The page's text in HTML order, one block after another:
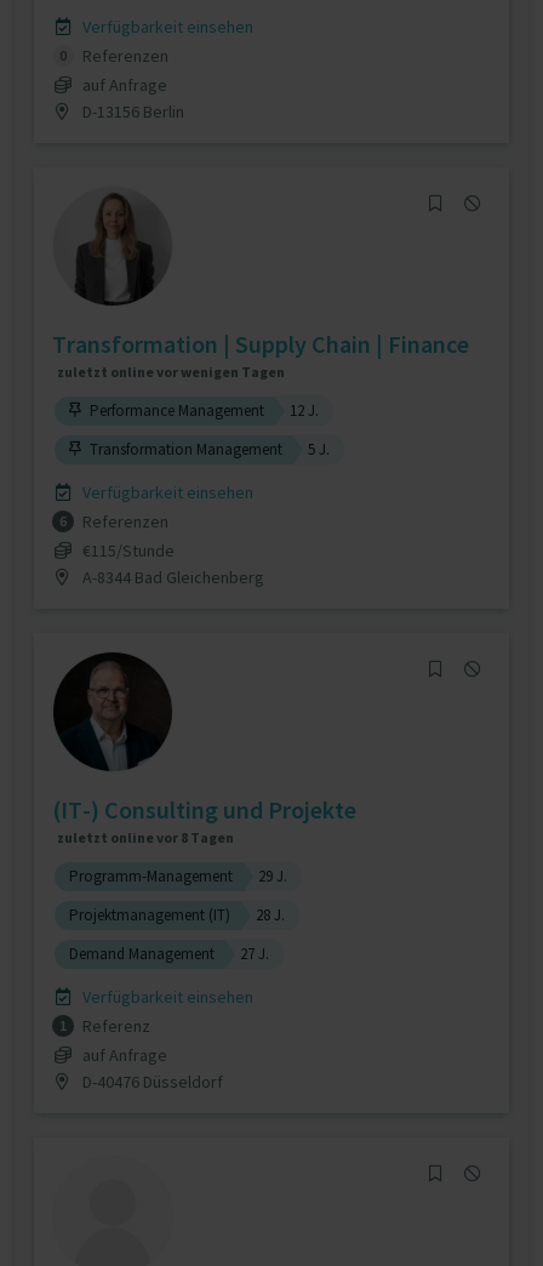
Verfügbarkeit einsehen
0
Referenzen
auf Anfrage
D-13156 Berlin
Transformation | Supply Chain | Finance
zuletzt online vor wenigen Tagen
Performance Management
12 J.
Transformation Management
5 J.
Verfügbarkeit einsehen
6
Referenzen
€115/Stunde
A-8344 Bad Gleichenberg
(IT-) Consulting und Projekte
zuletzt online vor 8 Tagen
Programm-Management
29 J.
Projektmanagement (IT)
28 J.
Demand Management
27 J.
Verfügbarkeit einsehen
1
Referenz
auf Anfrage
D-40476 Düsseldorf